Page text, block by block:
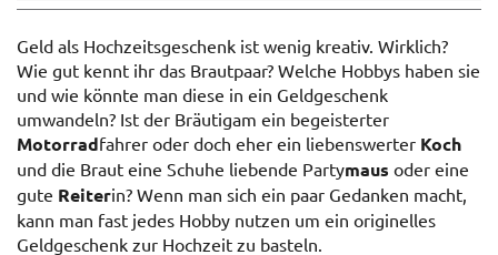
Geld als Hochzeitsgeschenk ist wenig kreativ. Wirklich?
Wie gut kennt ihr das Brautpaar? Welche Hobbys haben sie
und wie könnte man diese in ein Geldgeschenk
umwandeln? Ist der Bräutigam ein begeisterter
Motorradfahrer oder doch eher ein liebenswerter Koch
und die Braut eine Schuhe liebende Partymaus oder eine
gute Reiterin? Wenn man sich ein paar Gedanken macht,
kann man fast jedes Hobby nutzen um ein originelles
Geldgeschenk zur Hochzeit zu basteln.